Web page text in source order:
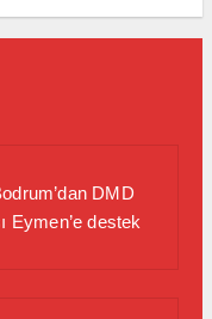
DMD
Eymen’e destek